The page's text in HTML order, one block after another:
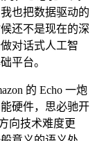
也把数据驱动的
还不是现在的深
对话式人工智
平台。
的 Echo 一炮
硬件，思必驰开
向技术难度更